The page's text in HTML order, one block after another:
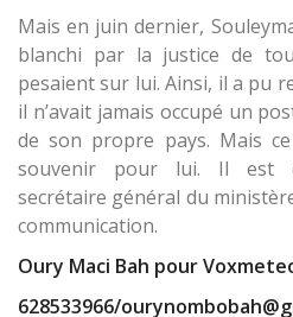
Mais en juin dernier,
blanchi par la justice de
pesaient sur lui. Ainsi, il a pu
il n’avait jamais occupé un
de son propre pays. Mais
souvenir pour lui. Il est
secrétaire général du
communication.
Oury Maci Bah pour
628533966/